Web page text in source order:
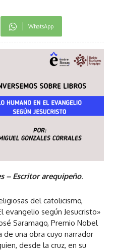
WhatsApp
– Escritor arequipeño.
del catolicismo,
evangelio según Jesucristo»
Saramago, Premio Nobel
una obra cuyo narrador
desde la cruz, en su